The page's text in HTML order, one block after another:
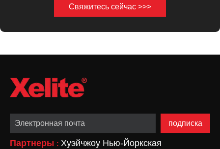
Свяжитесь сейчас >>>
подписка
Партнеры : Хуэйчжоу Нью-Йоркская